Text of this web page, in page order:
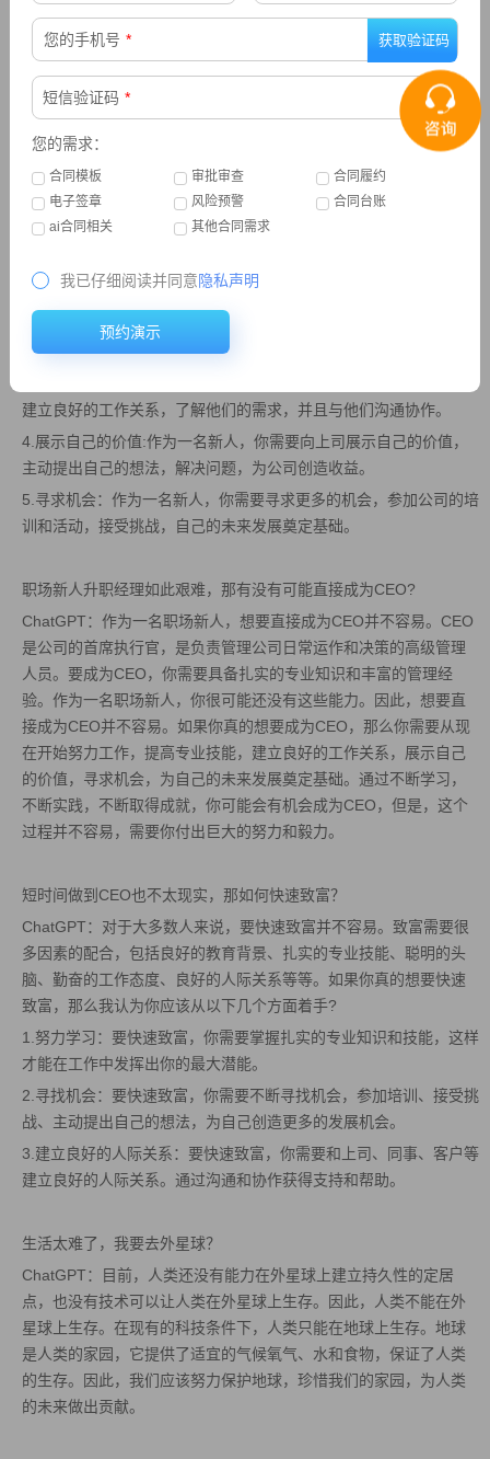
脑洞大开的问题
职场新人如何快速升职为经理？
ChatGPT：如果你是职场新人，想要快速升职为经理，那么你应该
从以下几个方面着手:
客户提供优质的服务，并且为同事提供帮助。
2.提高专业技能:作为一名新人，你需要不断提高专业技能，掌握业
务知识，学习新技能，以便在工作中发挥更大的作用。
建立良好的工作关系，了解他们的需求，并且与他们沟通协作。
4.展示自己的价值:作为一名新人，你需要向上司展示自己的价值，
主动提出自己的想法，解决问题，为公司创造收益。
5.寻求机会：作为一名新人，你需要寻求更多的机会，参加公司的培
训和活动，接受挑战，自己的未来发展奠定基础。
职场新人升职经理如此艰难，那有没有可能直接成为CEO?
ChatGPT：作为一名职场新人，想要直接成为CEO并不容易。CEO
是公司的首席执行官，是负责管理公司日常运作和决策的高级管理
人员。要成为CEO，你需要具备扎实的专业知识和丰富的管理经
验。作为一名职场新人，你很可能还没有这些能力。因此，想要直
接成为CEO并不容易。如果你真的想要成为CEO，那么你需要从现
在开始努力工作，提高专业技能，建立良好的工作关系，展示自己
的价值，寻求机会，为自己的未来发展奠定基础。通过不断学习，
不断实践，不断取得成就，你可能会有机会成为CEO，但是，这个
过程并不容易，需要你付出巨大的努力和毅力。
短时间做到CEO也不太现实，那如何快速致富？
ChatGPT：对于大多数人来说，要快速致富并不容易。致富需要很
多因素的配合，包括良好的教育背景、扎实的专业技能、聪明的头
脑、勤奋的工作态度、良好的人际关系等等。如果你真的想要快速
致富，那么我认为你应该从以下几个方面着手?
1.努力学习：要快速致富，你需要掌握扎实的专业知识和技能，这样
才能在工作中发挥出你的最大潜能。
2.寻找机会：要快速致富，你需要不断寻找机会，参加培训、接受挑
战、主动提出自己的想法，为自己创造更多的发展机会。
3.建立良好的人际关系：要快速致富，你需要和上司、同事、客户等
建立良好的人际关系。通过沟通和协作获得支持和帮助。
生活太难了，我要去外星球？
ChatGPT：目前，人类还没有能力在外星球上建立持久性的定居
点，也没有技术可以让人类在外星球上生存。因此，人类不能在外
星球上生存。在现有的科技条件下，人类只能在地球上生存。地球
是人类的家园，它提供了适宜的气候氧气、水和食物，保证了人类
的生存。因此，我们应该努力保护地球，珍惜我们的家园，为人类
的未来做出贡献。
您的手机号 *
短信验证码 *
您的需求：
合同模板 审批审查
合同履约
电子签章
风险预警
合同台账
ai合同相关
其他合同需求
我已仔细阅读并同意隐私声明
预约演示